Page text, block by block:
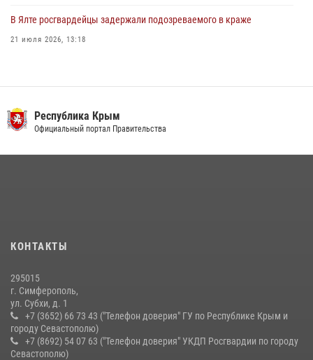
В Ялте росгвардейцы задержали подозреваемого в краже
21 июля 2026, 13:18
28 июля 2026, 14:18 4
Подразделения вневедомственной охраны Росгвардии пресекли
серию правонарушений в Севастополе
22 июля 2026, 09:02
Республика Крым
Официальный портал Правительства
КОНТАКТЫ
295015
г. Симферополь,
ул. Субхи, д. 1
+7 (3652) 66 73 43 ("Телефон доверия" ГУ по Республике Крым и
городу Севастополю)
+7 (8692) 54 07 63 ("Телефон доверия" УКДП Росгвардии по городу
Севастополю)